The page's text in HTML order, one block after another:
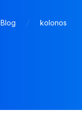
Blog kolonos